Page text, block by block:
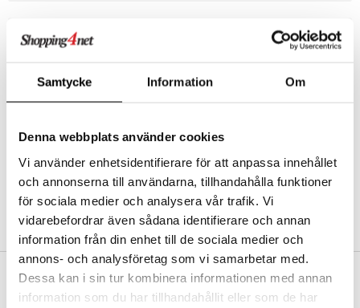
Samtycke Information Om
Denna webbplats använder cookies
Vi använder enhetsidentifierare för att anpassa innehållet
och annonserna till användarna, tillhandahålla funktioner
för sociala medier och analysera vår trafik. Vi
vidarebefordrar även sådana identifierare och annan
information från din enhet till de sociala medier och
annons- och analysföretag som vi samarbetar med.
Dessa kan i sin tur kombinera informationen med annan
information som du har tillhandahållit eller som de har
Luo uusi asiakas
Tilauksen tila & historiikki
Kestotilaus
Arvostele tuotteita
Toivelistat
LUO ASIAKAS
ILMAINEN TOIMITUS YLI 50 €